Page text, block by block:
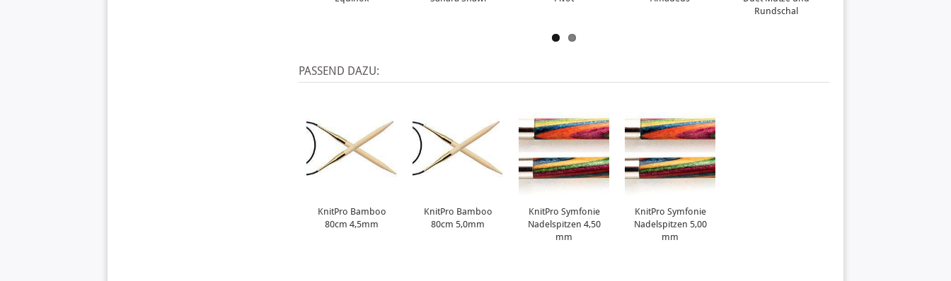
Rundschal
PASSEND DAZU:
KnitPro Bamboo
80cm 4,5mm
KnitPro Bamboo
80cm 5,0mm
KnitPro Symfonie
Nadelspitzen 4,50
mm
KnitPro Symfonie
Nadelspitzen 5,00
mm